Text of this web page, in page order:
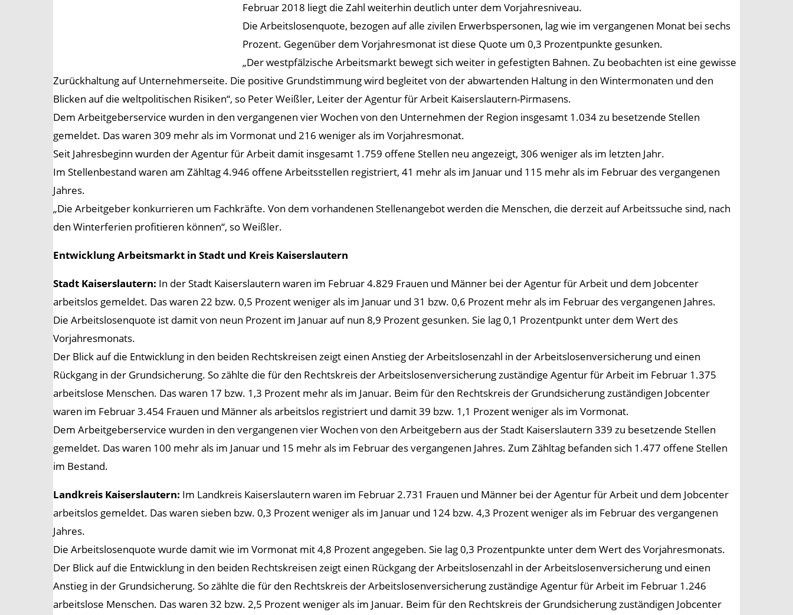
Februar 2018 liegt die Zahl weiterhin deutlich unter dem Vorjahresniveau.
Die Arbeitslosenquote, bezogen auf alle zivilen Erwerbspersonen, lag wie im vergangenen Monat bei sechs
Prozent. Gegenüber dem Vorjahresmonat ist diese Quote um 0,3 Prozentpunkte gesunken.
„Der westpfälzische Arbeitsmarkt bewegt sich weiter in gefestigten Bahnen. Zu beobachten ist eine gewisse
Zurückhaltung auf Unternehmerseite. Die positive Grundstimmung wird begleitet von der abwartenden Haltung in den Wintermonaten und den
Blicken auf die weltpolitischen Risiken“, so Peter Weißler, Leiter der Agentur für Arbeit Kaiserslautern-Pirmasens.
Dem Arbeitgeberservice wurden in den vergangenen vier Wochen von den Unternehmen der Region insgesamt 1.034 zu besetzende Stellen
gemeldet. Das waren 309 mehr als im Vormonat und 216 weniger als im Vorjahresmonat.
Seit Jahresbeginn wurden der Agentur für Arbeit damit insgesamt 1.759 offene Stellen neu angezeigt, 306 weniger als im letzten Jahr.
Im Stellenbestand waren am Zähltag 4.946 offene Arbeitsstellen registriert, 41 mehr als im Januar und 115 mehr als im Februar des vergangenen
Jahres.
„Die Arbeitgeber konkurrieren um Fachkräfte. Von dem vorhandenen Stellenangebot werden die Menschen, die derzeit auf Arbeitssuche sind, nach
den Winterferien profitieren können“, so Weißler.
Entwicklung Arbeitsmarkt in Stadt und Kreis Kaiserslautern
Stadt Kaiserslautern: In der Stadt Kaiserslautern waren im Februar 4.829 Frauen und Männer bei der Agentur für Arbeit und dem Jobcenter
arbeitslos gemeldet. Das waren 22 bzw. 0,5 Prozent weniger als im Januar und 31 bzw. 0,6 Prozent mehr als im Februar des vergangenen Jahres.
Die Arbeitslosenquote ist damit von neun Prozent im Januar auf nun 8,9 Prozent gesunken. Sie lag 0,1 Prozentpunkt unter dem Wert des
Vorjahresmonats.
Der Blick auf die Entwicklung in den beiden Rechtskreisen zeigt einen Anstieg der Arbeitslosenzahl in der Arbeitslosenversicherung und einen
Rückgang in der Grundsicherung. So zählte die für den Rechtskreis der Arbeitslosenversicherung zuständige Agentur für Arbeit im Februar 1.375
arbeitslose Menschen. Das waren 17 bzw. 1,3 Prozent mehr als im Januar. Beim für den Rechtskreis der Grundsicherung zuständigen Jobcenter
waren im Februar 3.454 Frauen und Männer als arbeitslos registriert und damit 39 bzw. 1,1 Prozent weniger als im Vormonat.
Dem Arbeitgeberservice wurden in den vergangenen vier Wochen von den Arbeitgebern aus der Stadt Kaiserslautern 339 zu besetzende Stellen
gemeldet. Das waren 100 mehr als im Januar und 15 mehr als im Februar des vergangenen Jahres. Zum Zähltag befanden sich 1.477 offene Stellen
im Bestand.
Landkreis Kaiserslautern: Im Landkreis Kaiserslautern waren im Februar 2.731 Frauen und Männer bei der Agentur für Arbeit und dem Jobcenter
arbeitslos gemeldet. Das waren sieben bzw. 0,3 Prozent weniger als im Januar und 124 bzw. 4,3 Prozent weniger als im Februar des vergangenen
Jahres.
Die Arbeitslosenquote wurde damit wie im Vormonat mit 4,8 Prozent angegeben. Sie lag 0,3 Prozentpunkte unter dem Wert des Vorjahresmonats.
Der Blick auf die Entwicklung in den beiden Rechtskreisen zeigt einen Rückgang der Arbeitslosenzahl in der Arbeitslosenversicherung und einen
Anstieg in der Grundsicherung. So zählte die für den Rechtskreis der Arbeitslosenversicherung zuständige Agentur für Arbeit im Februar 1.246
arbeitslose Menschen. Das waren 32 bzw. 2,5 Prozent weniger als im Januar. Beim für den Rechtskreis der Grundsicherung zuständigen Jobcenter